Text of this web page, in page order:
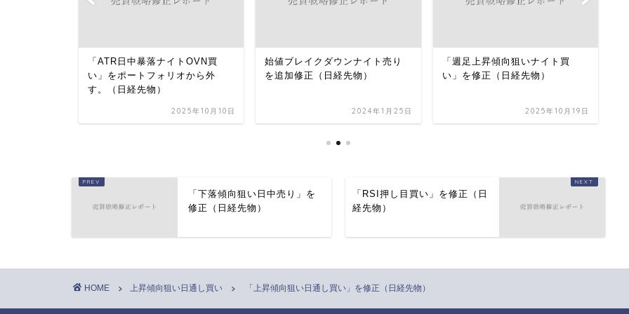
「ATR日中暴落ナイトOVN買
い」をポートフォリオから外
す。（日経先物）
2025年10月10日
始値ブレイクダウンナイト売り
を追加修正（日経先物）
2024年1月25日
「週足上昇傾向狙いナイト買
い」を修正（日経先物）
2025年10月19日
「下落傾向狙い日中売り」を
修正（日経先物）
「RSI押し目買い」を修正（日
経先物）
HOME 上昇傾向狙い日通し買い 「上昇傾向狙い日通し買い」を修正（日経先物）